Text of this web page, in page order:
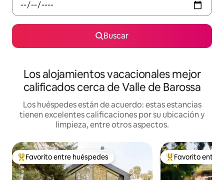
Buscar
Los alojamientos vacacionales mejor
calificados cerca de Valle de Barossa
Los huéspedes están de acuerdo: estas estancias
tienen excelentes calificaciones por su ubicación y
limpieza, entre otros aspectos.
De los mejores en Favorito entre huéspedes
Favorito entre huéspedes De los mejores
Favorito entre